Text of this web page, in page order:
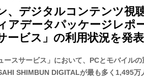
、デジタルコンテンツ視
アデータパッケージレポ
ービス」の利用状況を発表
ースサービス」において、 PCとモバイル
SHIMBUN DIGITALが最も多く 1,495万